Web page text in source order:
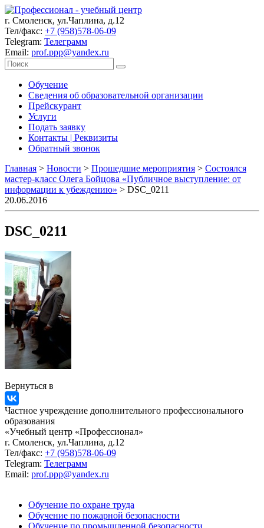
г. Смоленск, ул.Чаплина, д.12
Тел/факс: +7 (958)578-06-09
Telegram: Телеграмм
Email: prof.ppp@yandex.ru
Обучение
Сведения об образовательной организации
Прейскурант
Услуги
Подать заявку
Контакты | Реквизиты
Обратный звонок
Главная > Новости > Прошедшие мероприятия > Состоялся
мастер-класс Олега Бойцова «Публичное выступление: от
информации к убеждению» > DSC_0211
20.06.2016
DSC_0211
Вернуться в
Частное учреждение дополнительного профессионального
образования
«Учебный центр «Профессионал»
г. Смоленск, ул.Чаплина, д.12
Тел/факс: +7 (958)578-06-09
Telegram: Телеграмм
Email: prof.ppp@yandex.ru
Обучение по охране труда
Обучение по пожарной безопасности
Обучение по промышленной безопасности